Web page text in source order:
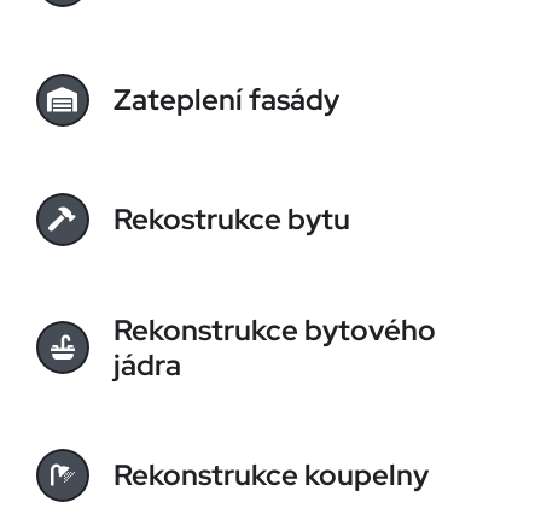
Zateplení fasády
Rekostrukce bytu
Rekonstrukce bytového
jádra
Rekonstrukce koupelny